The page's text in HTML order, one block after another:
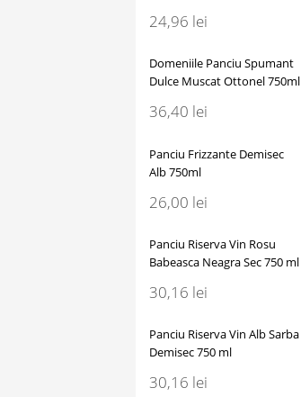
24,96 lei
Domeniile Panciu Spumant
Dulce Muscat Ottonel 750ml
36,40 lei
Panciu Frizzante Demisec
Alb 750ml
26,00 lei
Panciu Riserva Vin Rosu
Babeasca Neagra Sec 750 ml
30,16 lei
Panciu Riserva Vin Alb Sarba
Demisec 750 ml
30,16 lei